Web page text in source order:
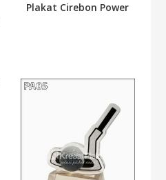
Plakat Cirebon Power